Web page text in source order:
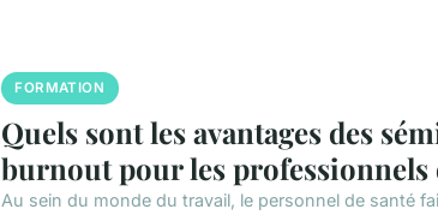
FORMATION
Quels sont les avantages des
burnout pour les professionnels
Au sein du monde du travail, le personnel de santé